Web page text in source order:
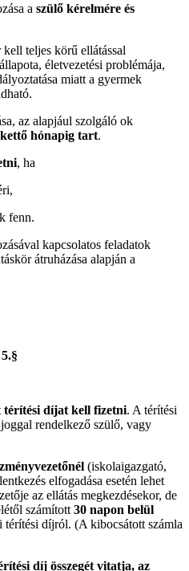
a szülő kérelmére és
teljes körű ellátással
életvezetési problémája,
miatt a gyermek
az alapjául szolgáló ok
hónapig tart.
, ha
fenn.
kapcsolatos feladatok
átruházása alapján a
5.§
térítési díjat kell fizetni. A térítési
rendelkező szülő, vagy
(iskolaigazgató,
elfogadása esetén lehet
az ellátás megkezdésekor, de
számított 30 napon belül
térítési díjról. (A kibocsátott számla
díj összegét vitatja, az